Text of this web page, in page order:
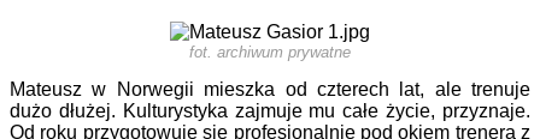
fot. archiwum prywatne
Mateusz w Norwegii mieszka od czterech lat, ale trenuje
dużo dłużej. Kulturystyka zajmuje mu całe życie, przyznaje.
Od roku przygotowuje się profesjonalnie pod okiem trenera z